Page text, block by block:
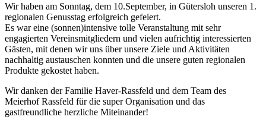
Wir haben am Sonntag, dem 10.September, in Gütersloh unseren 1.
regionalen Genusstag erfolgreich gefeiert.
Es war eine (sonnen)intensive tolle Veranstaltung mit sehr
engagierten Vereinsmitgliedern und vielen aufrichtig interessierten
Gästen, mit denen wir uns über unsere Ziele und Aktivitäten
nachhaltig austauschen konnten und die unsere guten regionalen
Produkte gekostet haben.
Wir danken der Familie Haver-Rassfeld und dem Team des
Meierhof Rassfeld für die super Organisation und das
gastfreundliche herzliche Miteinander!